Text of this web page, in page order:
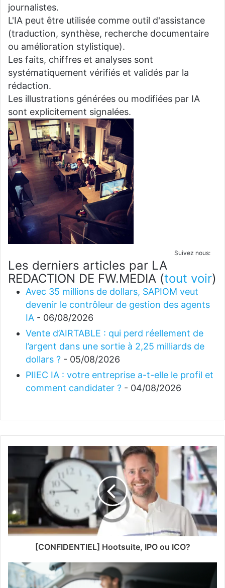
journalistes.
L'IA peut être utilisée comme outil d'assistance
(traduction, synthèse, recherche documentaire
ou amélioration stylistique).
Les faits, chiffres et analyses sont
systématiquement vérifiés et validés par la
rédaction.
Les illustrations générées ou modifiées par IA
sont explicitement signalées.
Suivez nous:
Les derniers articles par LA
REDACTION DE FW.MEDIA (tout voir)
Avec 35 millions de dollars, SAPIOM veut
devenir le contrôleur de gestion des agents
IA - 06/08/2026
Vente d’AIRTABLE : qui perd réellement de
l’argent dans une sortie à 2,25 milliards de
dollars ? - 05/08/2026
PIIEC IA : votre entreprise a-t-elle le profil et
comment candidater ? - 04/08/2026
[CONFIDENTIEL] Hootsuite, IPO ou ICO?